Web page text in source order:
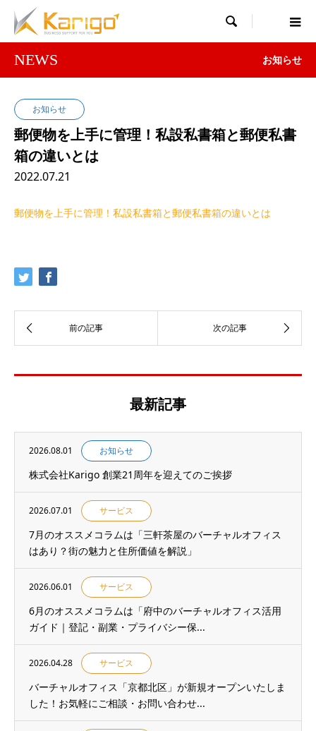

NEWS お知らせ
お知らせ
郵便物を上手に管理！私設私書箱と郵便私書
箱の違いとは
2022.07.21
郵便物を上手に管理！私設私書箱と郵便私書箱の違いとは
最新記事
2026.08.01 お知らせ
株式会社Karigo 創業21周年を迎えてのご挨拶
2026.07.01 サービス
7月のオススメコラムは「三軒茶屋のバーチャルオフィス
はあり？街の魅力と住所価値を解説」
2026.06.01 サービス
6月のオススメコラムは「府中のバーチャルオフィス活用
ガイド｜登記・副業・プライバシー保...
2026.04.28 サービス
バーチャルオフィス「京都北区」が新規オープンいたしま
した！お気軽にご相談・お問い合わせ...